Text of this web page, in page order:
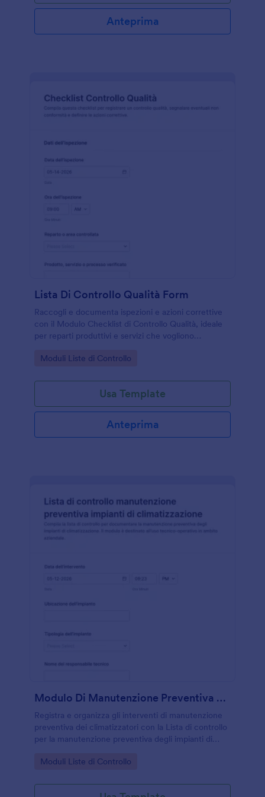
Anteprima
Lista Di Controllo Qualità Form
Raccogli e documenta ispezioni e azioni correttive
con il Modulo Checklist di Controllo Qualità, ideale
per reparti produttivi e servizi che vogliono
verifiche nel tempo.
Go to Category:
Moduli Liste di Controllo
Usa Template
Anteprima
Modulo Di Manutenzione Preventiva HVAC
Registra e organizza gli interventi di manutenzione
preventiva dei climatizzatori con la Lista di controllo
per la manutenzione preventiva degli impianti di
che gestiscono più sedi e impianti.
Go to Category:
Moduli Liste di Controllo